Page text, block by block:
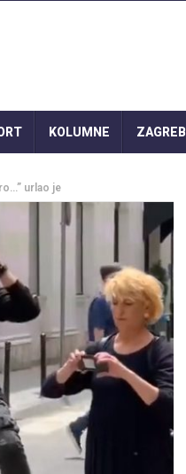
KOLUMNE ZAGREB
urlao je